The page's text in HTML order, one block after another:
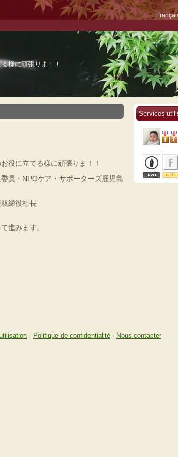
様に頑張りま！！
役に立てる様に頑張りま！！
員・NPOケア・サポーターズ鹿児島
締役社長
進みます。
Services
- Politique de confidentialité - Nous contacter